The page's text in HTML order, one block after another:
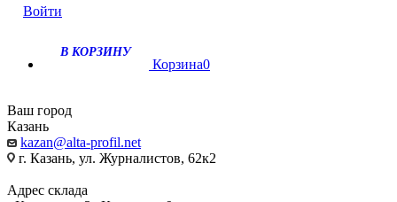
Войти
В КОРЗИНУ
Корзина0
Ваш город
Казань
kazan@alta-profil.net
г. Казань, ул. Журналистов, 62к2
Адрес склада